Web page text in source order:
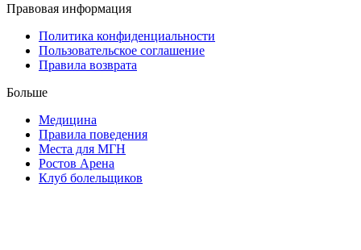
Правовая информация
Политика конфиденциальности
Пользовательское соглашение
Правила возврата
Больше
Медицина
Правила поведения
Места для МГН
Ростов Арена
Клуб болельщиков